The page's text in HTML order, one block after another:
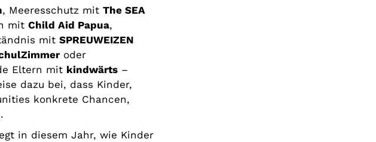
, Meeresschutz mit The SEA
mit Child Aid Papua,
mit SPREUWEIZEN
oder
Eltern mit kindwärts –
dazu bei, dass Kinder,
konkrete Chancen,
in diesem Jahr, wie Kinder